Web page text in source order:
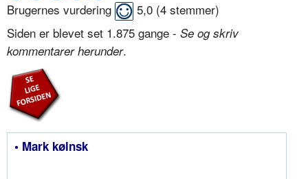
Brugernes vurdering 5,0 (4 stemmer)
Siden er blevet set 1.875 gange - Se og skriv
kommentarer herunder.
• Mark kølnsk